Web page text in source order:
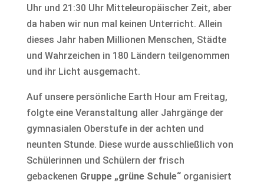
Uhr und 21:30 Uhr Mitteleuropäischer Zeit, aber
da haben wir nun mal keinen Unterricht. Allein
dieses Jahr haben Millionen Menschen, Städte
und Wahrzeichen in 180 Ländern teilgenommen
und ihr Licht ausgemacht.
Auf unsere persönliche Earth Hour am Freitag,
folgte eine Veranstaltung aller Jahrgänge der
gymnasialen Oberstufe in der achten und
neunten Stunde. Diese wurde ausschließlich von
Schülerinnen und Schülern der frisch
gebackenen Gruppe „grüne Schule“organisiert